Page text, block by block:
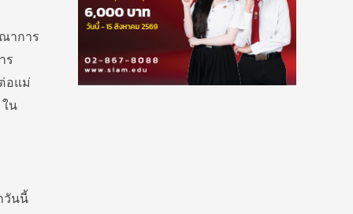
าการ
ร
อแม่
ใน
วันนี้